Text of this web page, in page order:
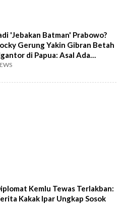
'Jebakan Batman' Prabowo?
Gerung Yakin Gibran Betah
di Papua: Asal Ada
Kemlu Tewas Terlakban:
Kakak Ipar Ungkap Sosok